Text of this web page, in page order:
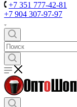
+7 351 777-42-81
+7 904 307-97-97